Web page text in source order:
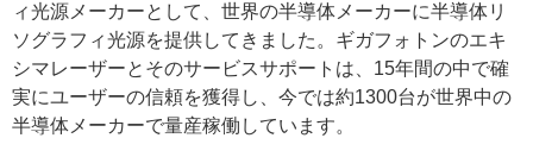
ィ光源メーカーとして、世界の半導体メーカーに半導体リ
ソグラフィ光源を提供してきました。ギガフォトンのエキ
シマレーザーとそのサービスサポートは、15年間の中で確
実にユーザーの信頼を獲得し、今では約1300台が世界中の
半導体メーカーで量産稼働しています。